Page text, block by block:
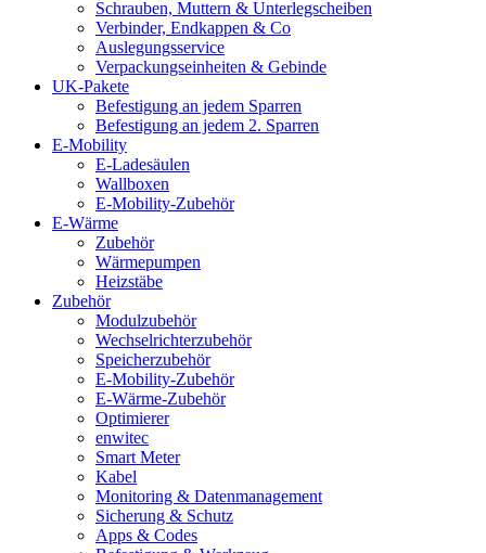
Schrauben, Muttern & Unterlegscheiben
Verbinder, Endkappen & Co
Auslegungsservice
Verpackungseinheiten & Gebinde
UK-Pakete
Befestigung an jedem Sparren
Befestigung an jedem 2. Sparren
E-Mobility
E-Ladesäulen
Wallboxen
E-Mobility-Zubehör
E-Wärme
Zubehör
Wärmepumpen
Heizstäbe
Zubehör
Modulzubehör
Wechselrichterzubehör
Speicherzubehör
E-Mobility-Zubehör
E-Wärme-Zubehör
Optimierer
enwitec
Smart Meter
Kabel
Monitoring & Datenmanagement
Sicherung & Schutz
Apps & Codes